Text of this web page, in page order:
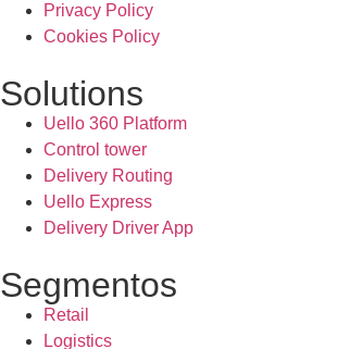
Privacy Policy
Cookies Policy
Solutions
Uello 360 Platform
Control tower
Delivery Routing
Uello Express
Delivery Driver App
Segmentos
Retail
Logistics